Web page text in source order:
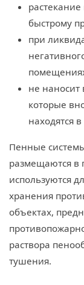
быстрому
при
не
которые
находятся
Пенные
размещаются в
используются
хранения
объектах,
раствора
тушения.